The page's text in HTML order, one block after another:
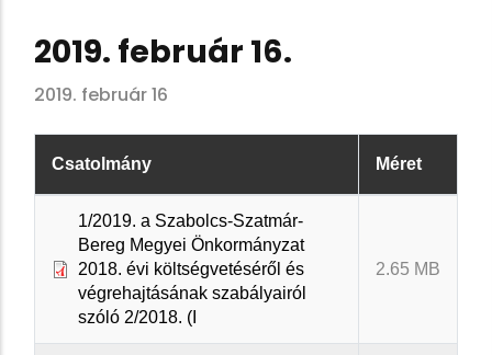
2019. február 16.
2019. február 16
Csatolmány Méret
1/2019. a Szabolcs-Szatmár-
Bereg Megyei Önkormányzat
2018. évi költségvetéséről és
végrehajtásának szabályairól
szóló 2/2018. (I
2.65 MB